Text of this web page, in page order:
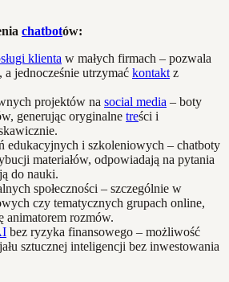
chatbotów:
klienta w małych firmach – pozwala
a jednocześnie utrzymać kontakt z
projektów na social media – boty
generując oryginalne treści i
edukacyjnych i szkoleniowych – chatboty
materiałów, odpowiadają na pytania
do nauki.
społeczności – szczególnie w
czy tematycznych grupach online,
animatorem rozmów.
bez ryzyka finansowego – możliwość
sztucznej inteligencji bez inwestowania